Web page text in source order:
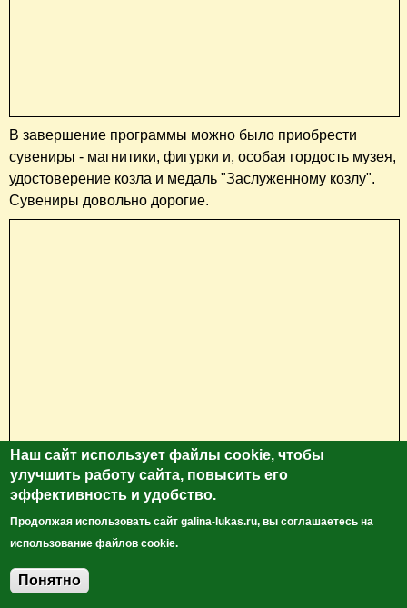
В завершение программы можно было приобрести
сувениры - магнитики, фигурки и, особая гордость музея,
удостоверение козла и медаль "Заслуженному козлу".
Сувениры довольно дорогие.
Наш сайт использует файлы cookie, чтобы
улучшить работу сайта, повысить его
эффективность и удобство.
Продолжая использовать сайт galina-lukas.ru, вы соглашаетесь на
использование файлов cookie.
Понятно